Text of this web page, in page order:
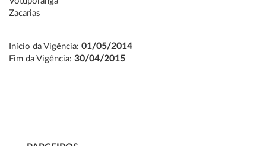
Zacarias
Início da Vigência: 01/05/2014
Fim da Vigência: 30/04/2015